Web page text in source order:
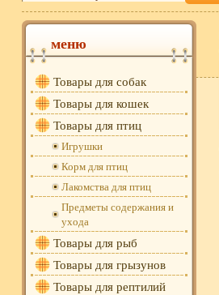
меню
Товары для собак
Товары для кошек
Товары для птиц
Игрушки
Корм для птиц
Лакомства для птиц
Предметы содержания и
ухода
Товары для рыб
Товары для грызунов
Товары для рептилий